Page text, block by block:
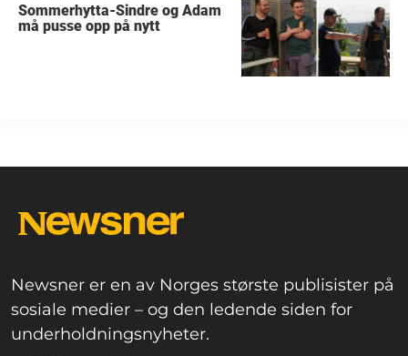
Sommerhytta-Sindre og Adam
må pusse opp på nytt
Newsner er en av Norges største publisister på
sosiale medier – og den ledende siden for
underholdningsnyheter.